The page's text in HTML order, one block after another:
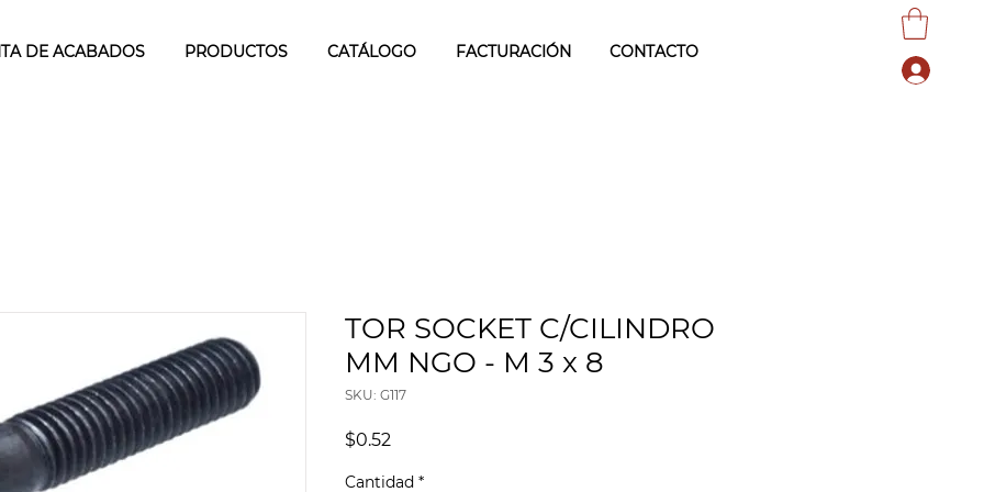
DE ACABADOS PRODUCTOS CATÁLOGO FACTURACIÓN CONTACTO
TOR SOCKET C/CILINDRO
MM NGO - M 3 x 8
SKU: G117
$0.52
Cantidad *